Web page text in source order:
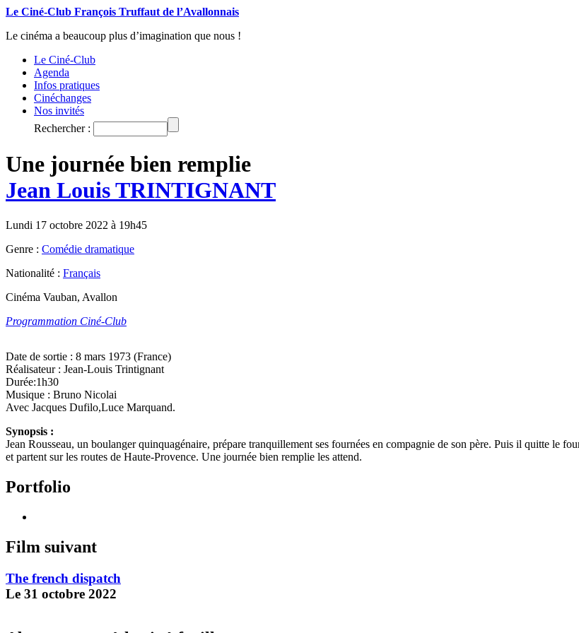
Le Ciné-Club François Truffaut de l’Avallonnais
Le cinéma a beaucoup plus d’imagination que nous !
Le Ciné-Club
Agenda
Infos pratiques
Cinéchanges
Nos invités
Rechercher :
Une journée bien remplie
Jean Louis TRINTIGNANT
Lundi 17 octobre 2022 à 19h45
Genre : Comédie dramatique
Nationalité : Français
Cinéma Vauban, Avallon
Programmation Ciné-Club
Date de sortie : 8 mars 1973 (France)
Réalisateur : Jean-Louis Trintignant
Durée:1h30
Musique : Bruno Nicolai
Avec Jacques Dufilo,Luce Marquand.
Synopsis :
Jean Rousseau, un boulanger quinquagénaire, prépare tranquillement ses fournées en compagnie de son père. Puis il quitte le
et partent sur les routes de Haute-Provence. Une journée bien remplie les attend.
Portfolio
Film suivant
The french dispatch
Le 31 octobre 2022